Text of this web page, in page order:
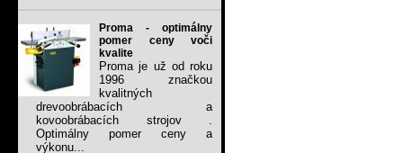
Proma - optimálny
pomer ceny voči
kvalite
Proma je už od roku
1996 značkou
kvalitných
drevoobrábacích a
kovoobrábacích strojov .
Optimálny pomer ceny a
výkonu...